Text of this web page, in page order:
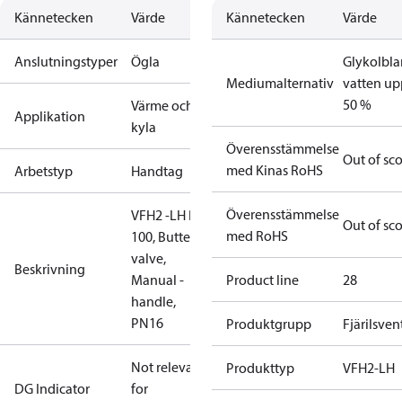
Kännetecken Värde
Anslutningstyper Ögla
Applikation
Värme och
kyla
Arbetstyp Handtag
Beskrivning
VFH2 -LH DN
100, Butterfly
valve,
Manual -
handle,
PN16
DG Indicator
Not relevant
for
Kännetecken Värde
Mediumalternativ vatten
50 %
Överensstämmelse
med Kinas RoHS
Out of
Överensstämmelse
med RoHS
Out of
Product line 28
Produktgrupp
Produkttyp VFH2-LH